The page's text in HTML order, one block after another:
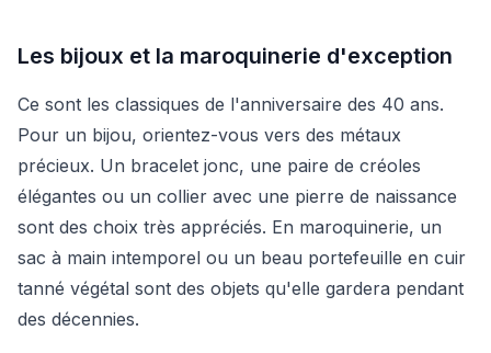
Les bijoux et la maroquinerie d'exception
Ce sont les classiques de l'anniversaire des 40 ans.
Pour un bijou, orientez-vous vers des métaux
précieux. Un bracelet jonc, une paire de créoles
élégantes ou un collier avec une pierre de naissance
sont des choix très appréciés. En maroquinerie, un
sac à main intemporel ou un beau portefeuille en cuir
tanné végétal sont des objets qu'elle gardera pendant
des décennies.